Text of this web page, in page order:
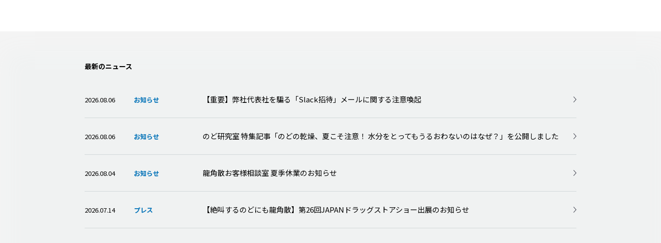
最新のニュース
2026.08.06 お知らせ 【重要】弊社代表社を騙る「Slack招待」メールに関する注意喚起
2026.08.06 お知らせ のど研究室 特集記事「のどの乾燥、夏こそ注意！ 水分をとってもうるおわないのはなぜ？」を公開しました
2026.08.04 お知らせ 龍角散お客様相談室 夏季休業のお知らせ
2026.07.14 プレス 【絶叫するのどにも龍角散】第26回JAPANドラッグストアショー出展のお知らせ